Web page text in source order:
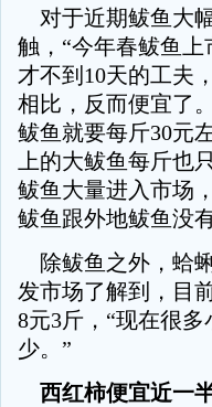
对于近期鲅鱼大
触，“今年春鲅鱼
才不到10天的工夫
相比，反而便宜了
鲅鱼就要每斤30元
上的大鲅鱼每斤也
鲅鱼大量进入市场
鲅鱼跟外地鲅鱼没
除鲅鱼之外，蛤
发市场了解到，目
8元3斤，“现在很
少。”
西红柿便宜近一